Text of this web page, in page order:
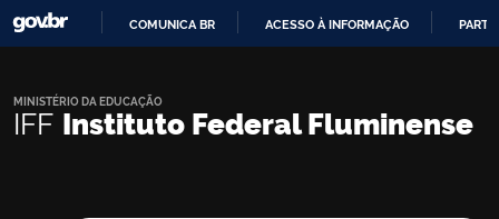
CONTEÚDO
COMUNICA BR ACESSO À INFORMAÇÃO
IFF Instituto Federal Fluminense
MINISTÉRIO DA EDUCAÇÃO